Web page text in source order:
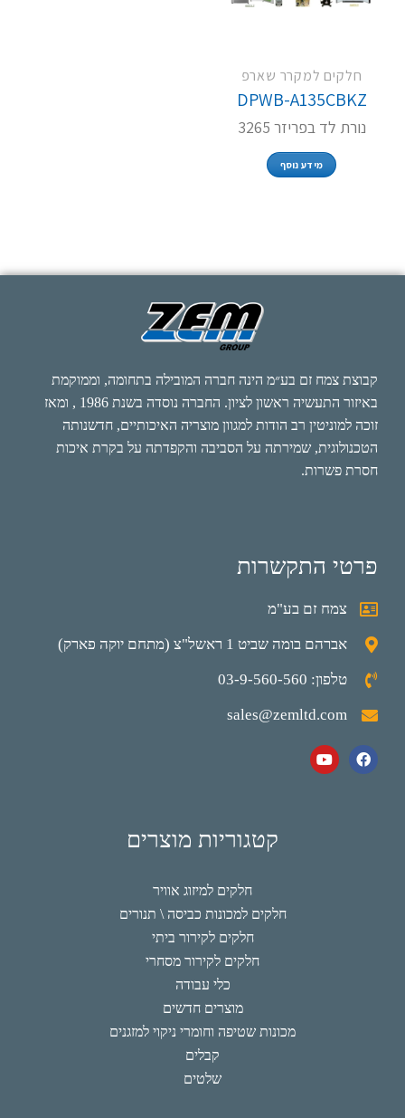
חלקים למקרר שארפ
DPWB-A135CBKZ
נורת לד בפריזר 3265
מידע נוסף
קבוצת צמח זם בע״מ הינה חברה המובילה בתחומה, וממוקמת
באיזור התעשיה ראשון לציון. החברה נוסדה בשנת 1986 , ומאז
זוכה למוניטין רב הודות למגוון מוצריה האיכותיים, חדשנותה
הטכנולוגית, שמירתה על הסביבה והקפדתה על בקרת איכות
חסרת פשרות.
פרטי התקשרות
צמח זם בע"מ
אברהם בומה שביט 1 ראשל"צ (מתחם יוקה פארק)
טלפון: 03-9-560-560
sales@zemltd.com
קטגוריות מוצרים
חלקים למיזוג אוויר
חלקים למכונות כביסה \ תנורים
חלקים לקירור ביתי
חלקים לקירור מסחרי
כלי עבודה
מוצרים חדשים
מכונות שטיפה וחומרי ניקוי למזגנים
קבלים
שלטים